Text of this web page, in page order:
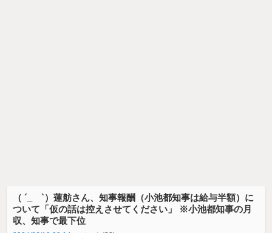
（ ´_ゝ`）蓮舫さん、知事報酬（小池都知事は給与半額）に
ついて「仮の話は控えさせてください」 ※小池都知事の月
収、知事で最下位